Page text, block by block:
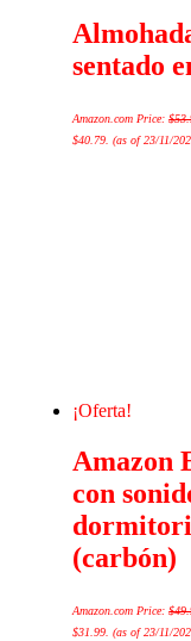
sentado
Amazon.com Price:$
$40.79. (as of 23/11/
¡Oferta!
Amazon
con
(carbón)
Amazon.com Price:$
$31.99. (as of 23/11/